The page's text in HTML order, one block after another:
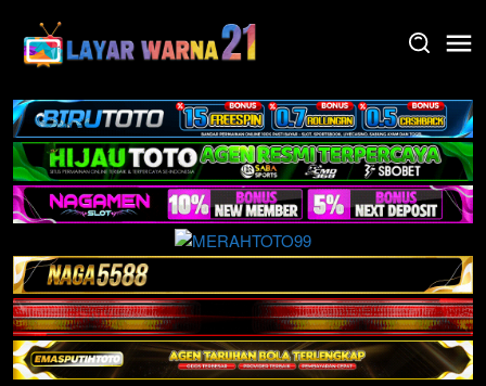
content